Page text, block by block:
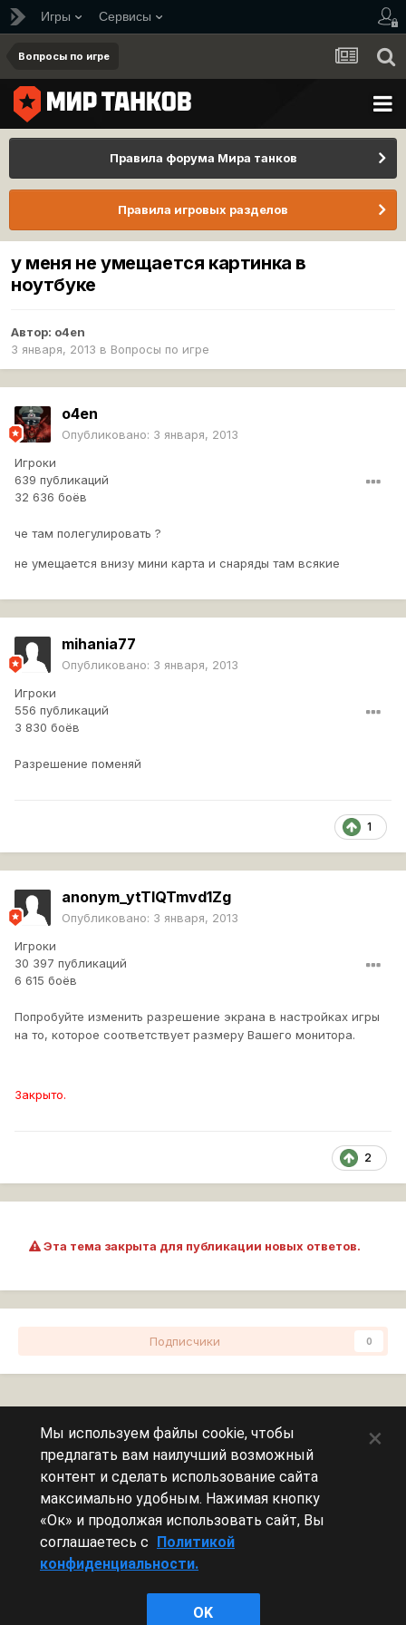
Игры Сервисы
Вопросы по игре
Правила форума Мира танков
Правила игровых разделов
у меня не умещается картинка в
ноутбуке
Автор: o4en
3 января, 2013 в Вопросы по игре
o4en
Опубликовано: 3 января, 2013
Игроки
639 публикаций
32 636 боёв
че там полегулировать ?
не умещается внизу мини карта и снаряды там всякие
mihania77
Опубликовано: 3 января, 2013
Игроки
556 публикаций
3 830 боёв
Разрешение поменяй
1
anonym_ytTlQTmvd1Zg
Опубликовано: 3 января, 2013
Игроки
30 397 публикаций
6 615 боёв
Попробуйте изменить разрешение экрана в настройках игры
на то, которое соответствует размеру Вашего монитора.
Закрыто.
2
Эта тема закрыта для публикации новых ответов.
Подписчики 0
Сейчас на странице
Эту страницу никто не просматривает.
Леста Игры
Powered by Invision Community
Мы используем файлы cookie, чтобы
предлагать вам наилучший возможный
контент и сделать использование сайта
максимально удобным. Нажимая кнопку
«Ок» и продолжая использовать сайт, Вы
соглашаетесь с Политикой
конфиденциальности.
OK
×